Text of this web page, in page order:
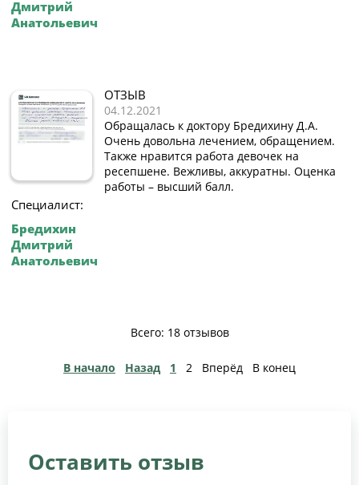
Дмитрий
Анатольевич
Специалист:
Бредихин
Дмитрий
Анатольевич
ОТЗЫВ
04.12.2021
Обращалась к доктору Бредихину Д.А.
Очень довольна лечением, обращением.
Также нравится работа девочек на
ресепшене. Вежливы, аккуратны. Оценка
работы – высший балл.
Всего: 18 отзывов
В начало Назад 1 2 Вперёд В конец
Оставить отзыв